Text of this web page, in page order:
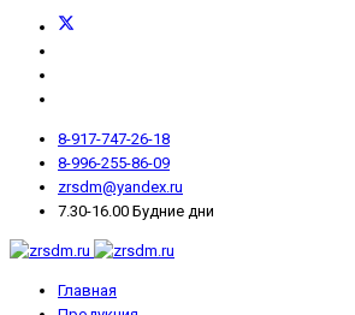
8-917-747-26-18
8-996-255-86-09
zrsdm@yandex.ru
7.30-16.00 Будние дни
Главная